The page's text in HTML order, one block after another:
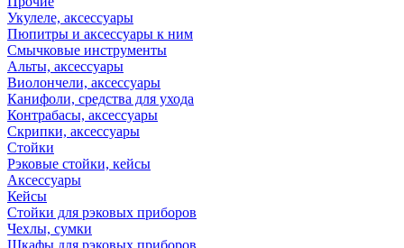
Укулеле, аксессуары
Пюпитры и аксессуары к ним
Смычковые инструменты
Альты, аксессуары
Виолончели, аксессуары
Канифоли, средства для ухода
Контрабасы, аксессуары
Скрипки, аксессуары
Стойки
Рэковые стойки, кейсы
Аксессуары
Кейсы
Стойки для рэковых приборов
Чехлы, сумки
Шкафы для рэковых приборов